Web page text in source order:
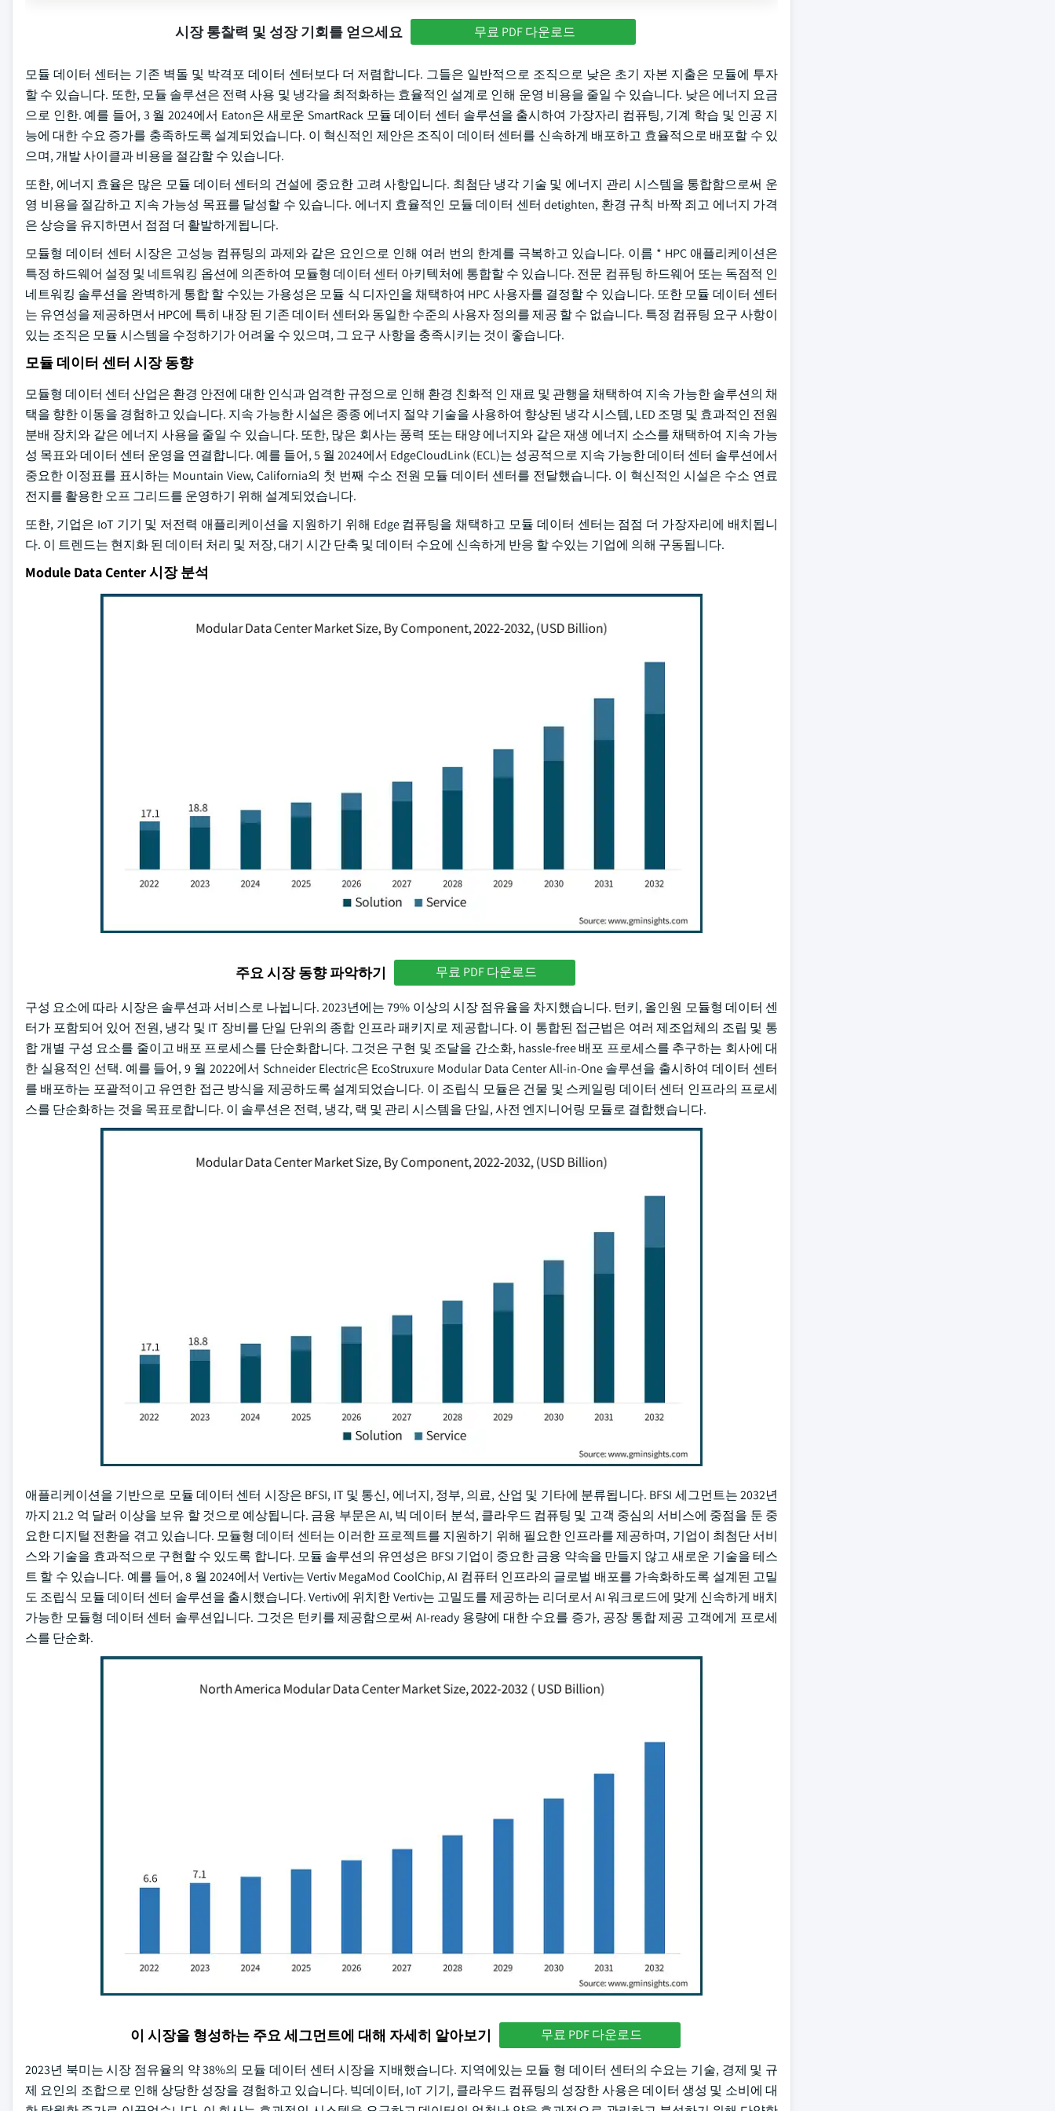
시장 통찰력 및 성장 기회를 얻으세요 무료 PDF 다운로드
모듈 데이터 센터는 기존 벽돌 및 박격포 데이터 센터보다 더 저렴합니다. 그들은 일반적으로 조직으로 낮은 초기 자본 지출은 모듈에 투자
할 수 있습니다. 또한, 모듈 솔루션은 전력 사용 및 냉각을 최적화하는 효율적인 설계로 인해 운영 비용을 줄일 수 있습니다. 낮은 에너지 요금
으로 인한. 예를 들어, 3 월 2024에서 Eaton은 새로운 SmartRack 모듈 데이터 센터 솔루션을 출시하여 가장자리 컴퓨팅, 기계 학습 및 인공 지
능에 대한 수요 증가를 충족하도록 설계되었습니다. 이 혁신적인 제안은 조직이 데이터 센터를 신속하게 배포하고 효율적으로 배포할 수 있
으며, 개발 사이클과 비용을 절감할 수 있습니다.
또한, 에너지 효율은 많은 모듈 데이터 센터의 건설에 중요한 고려 사항입니다. 최첨단 냉각 기술 및 에너지 관리 시스템을 통합함으로써 운
영 비용을 절감하고 지속 가능성 목표를 달성할 수 있습니다. 에너지 효율적인 모듈 데이터 센터 detighten, 환경 규칙 바짝 죄고 에너지 가격
은 상승을 유지하면서 점점 더 활발하게됩니다.
모듈형 데이터 센터 시장은 고성능 컴퓨팅의 과제와 같은 요인으로 인해 여러 번의 한계를 극복하고 있습니다. 이름 * HPC 애플리케이션은
특정 하드웨어 설정 및 네트워킹 옵션에 의존하여 모듈형 데이터 센터 아키텍처에 통합할 수 있습니다. 전문 컴퓨팅 하드웨어 또는 독점적 인
네트워킹 솔루션을 완벽하게 통합 할 수있는 가용성은 모듈 식 디자인을 채택하여 HPC 사용자를 결정할 수 있습니다. 또한 모듈 데이터 센터
는 유연성을 제공하면서 HPC에 특히 내장 된 기존 데이터 센터와 동일한 수준의 사용자 정의를 제공 할 수 없습니다. 특정 컴퓨팅 요구 사항이
있는 조직은 모듈 시스템을 수정하기가 어려울 수 있으며, 그 요구 사항을 충족시키는 것이 좋습니다.
모듈 데이터 센터 시장 동향
모듈형 데이터 센터 산업은 환경 안전에 대한 인식과 엄격한 규정으로 인해 환경 친화적 인 재료 및 관행을 채택하여 지속 가능한 솔루션의 채
택을 향한 이동을 경험하고 있습니다. 지속 가능한 시설은 종종 에너지 절약 기술을 사용하여 향상된 냉각 시스템, LED 조명 및 효과적인 전원
분배 장치와 같은 에너지 사용을 줄일 수 있습니다. 또한, 많은 회사는 풍력 또는 태양 에너지와 같은 재생 에너지 소스를 채택하여 지속 가능
성 목표와 데이터 센터 운영을 연결합니다. 예를 들어, 5 월 2024에서 EdgeCloudLink (ECL)는 성공적으로 지속 가능한 데이터 센터 솔루션에서
중요한 이정표를 표시하는 Mountain View, California의 첫 번째 수소 전원 모듈 데이터 센터를 전달했습니다. 이 혁신적인 시설은 수소 연료
전지를 활용한 오프 그리드를 운영하기 위해 설계되었습니다.
또한, 기업은 IoT 기기 및 저전력 애플리케이션을 지원하기 위해 Edge 컴퓨팅을 채택하고 모듈 데이터 센터는 점점 더 가장자리에 배치됩니
다. 이 트렌드는 현지화 된 데이터 처리 및 저장, 대기 시간 단축 및 데이터 수요에 신속하게 반응 할 수있는 기업에 의해 구동됩니다.
Module Data Center 시장 분석
주요 시장 동향 파악하기 무료 PDF 다운로드
구성 요소에 따라 시장은 솔루션과 서비스로 나뉩니다. 2023년에는 79% 이상의 시장 점유율을 차지했습니다. 턴키, 올인원 모듈형 데이터 센
터가 포함되어 있어 전원, 냉각 및 IT 장비를 단일 단위의 종합 인프라 패키지로 제공합니다. 이 통합된 접근법은 여러 제조업체의 조립 및 통
합 개별 구성 요소를 줄이고 배포 프로세스를 단순화합니다. 그것은 구현 및 조달을 간소화, hassle-free 배포 프로세스를 추구하는 회사에 대
한 실용적인 선택. 예를 들어, 9 월 2022에서 Schneider Electric은 EcoStruxure Modular Data Center All-in-One 솔루션을 출시하여 데이터 센터
를 배포하는 포괄적이고 유연한 접근 방식을 제공하도록 설계되었습니다. 이 조립식 모듈은 건물 및 스케일링 데이터 센터 인프라의 프로세
스를 단순화하는 것을 목표로합니다. 이 솔루션은 전력, 냉각, 랙 및 관리 시스템을 단일, 사전 엔지니어링 모듈로 결합했습니다.
애플리케이션을 기반으로 모듈 데이터 센터 시장은 BFSI, IT 및 통신, 에너지, 정부, 의료, 산업 및 기타에 분류됩니다. BFSI 세그먼트는 2032년
까지 21.2 억 달러 이상을 보유 할 것으로 예상됩니다. 금융 부문은 AI, 빅 데이터 분석, 클라우드 컴퓨팅 및 고객 중심의 서비스에 중점을 둔 중
요한 디지털 전환을 겪고 있습니다. 모듈형 데이터 센터는 이러한 프로젝트를 지원하기 위해 필요한 인프라를 제공하며, 기업이 최첨단 서비
스와 기술을 효과적으로 구현할 수 있도록 합니다. 모듈 솔루션의 유연성은 BFSI 기업이 중요한 금융 약속을 만들지 않고 새로운 기술을 테스
트 할 수 있습니다. 예를 들어, 8 월 2024에서 Vertiv는 Vertiv MegaMod CoolChip, AI 컴퓨터 인프라의 글로벌 배포를 가속화하도록 설계된 고밀
도 조립식 모듈 데이터 센터 솔루션을 출시했습니다. Vertiv에 위치한 Vertiv는 고밀도를 제공하는 리더로서 AI 워크로드에 맞게 신속하게 배치
가능한 모듈형 데이터 센터 솔루션입니다. 그것은 턴키를 제공함으로써 AI-ready 용량에 대한 수요를 증가, 공장 통합 제공 고객에게 프로세
스를 단순화.
이 시장을 형성하는 주요 세그먼트에 대해 자세히 알아보기 무료 PDF 다운로드
2023년 북미는 시장 점유율의 약 38%의 모듈 데이터 센터 시장을 지배했습니다. 지역에있는 모듈 형 데이터 센터의 수요는 기술, 경제 및 규
제 요인의 조합으로 인해 상당한 성장을 경험하고 있습니다. 빅데이터, IoT 기기, 클라우드 컴퓨팅의 성장한 사용은 데이터 생성 및 소비에 대